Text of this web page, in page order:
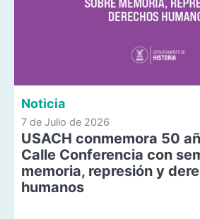
Noticia
7 de Julio de 2026
USACH conmemora 50
Calle Conferencia con
memoria, represión y
humanos